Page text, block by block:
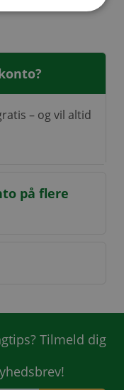
– og vil altid
på flere
Tilmeld dig